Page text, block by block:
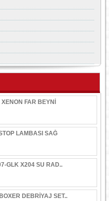
FAR BEYNİ
LAMBASI SAĞ
GLK X204 SU RAD..
DEBRİYAJ SET..